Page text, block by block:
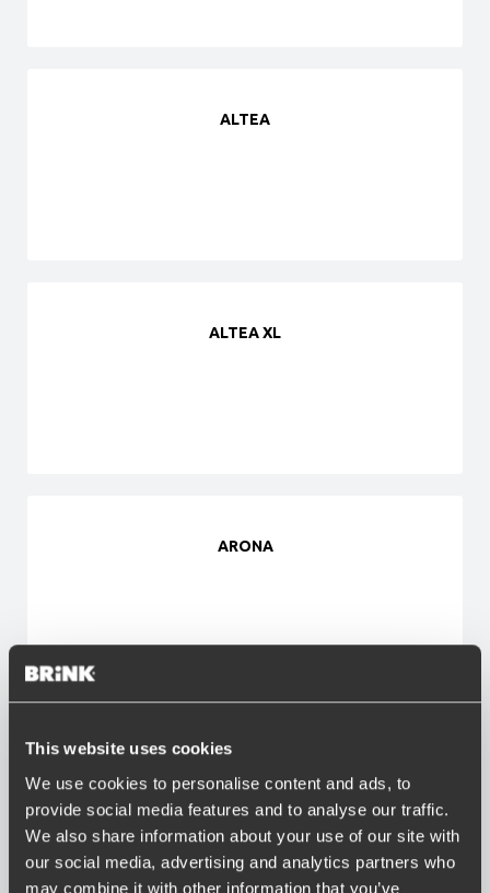
This website uses cookies
We use cookies to personalise content and ads, to
provide social media features and to analyse our traffic.
We also share information about your use of our site with
our social media, advertising and analytics partners who
may combine it with other information that you’ve
ALTEA
ALTEA XL
ARONA
ATECA